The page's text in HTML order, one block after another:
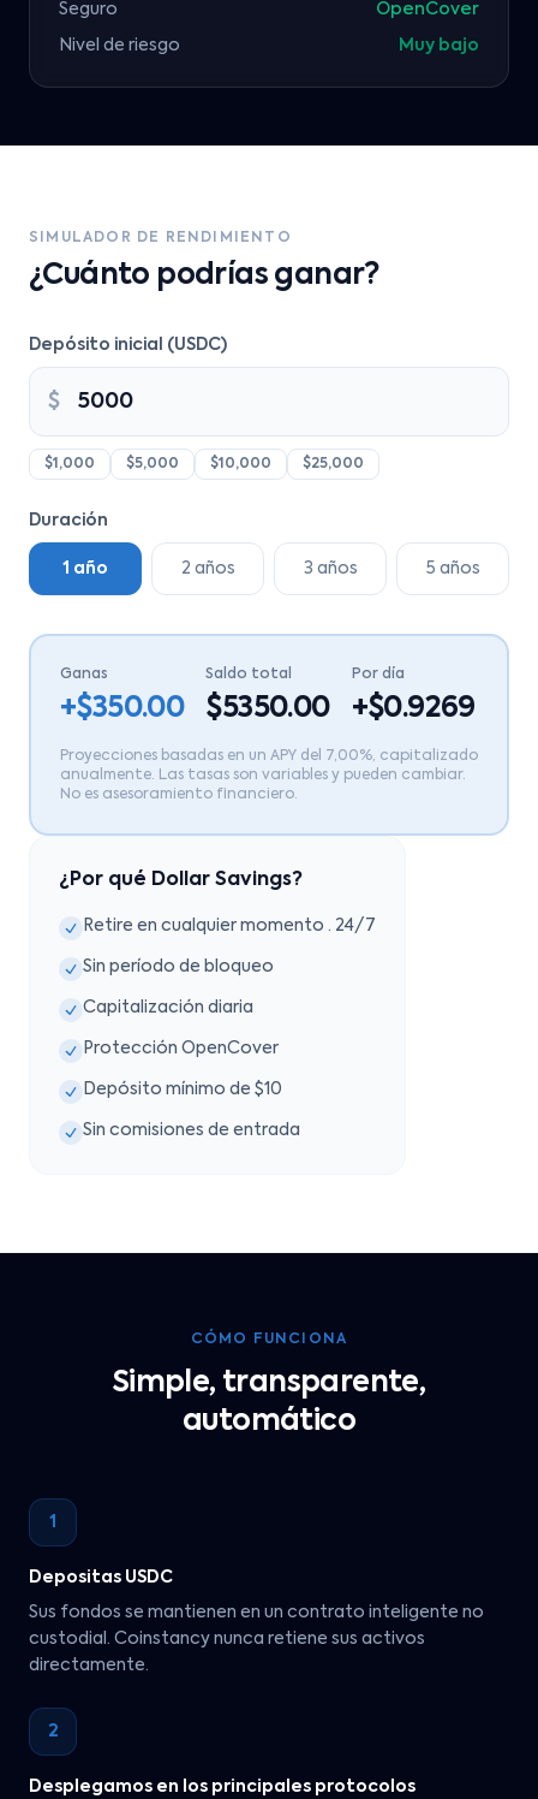
Seguro OpenCover
Nivel de riesgo Muy bajo
SIMULADOR DE RENDIMIENTO
¿Cuánto podrías ganar?
Depósito inicial (USDC)
$
$1,000 $5,000 $10,000 $25,000
Duración
1 año 2 años 3 años 5 años
Ganas
+$350.00
Saldo total
$5350.00
Por día
+$0.9269
Proyecciones basadas en un APY del 7,00%, capitalizado
anualmente. Las tasas son variables y pueden cambiar.
No es asesoramiento financiero.
¿Por qué Dollar Savings?
Retire en cualquier momento · 24/7
Sin período de bloqueo
Capitalización diaria
Protección OpenCover
Depósito mínimo de $10
Sin comisiones de entrada
CÓMO FUNCIONA
Simple, transparente,
automático
1
Depositas USDC
Sus fondos se mantienen en un contrato inteligente no
custodial. Coinstancy nunca retiene sus activos
directamente.
2
Desplegamos en los principales protocolos